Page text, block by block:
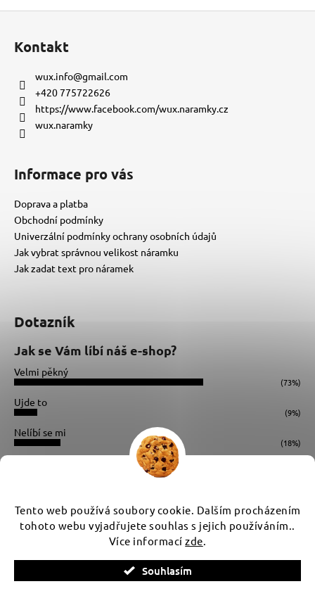
Tento web používá soubory cookie. Dalším procházením
tohoto webu vyjadřujete souhlas s jejich používáním..
Více informacízde.
Souhlasím
Kontakt
wux.info@gmail.com
+420 775722626
https://www.facebook.com/wux.naramky.cz
wux.naramky
Informace pro vás
Doprava a platba
Obchodní podmínky
Univerzální podmínky ochrany osobních údajů
Jak vybrat správnou velikost náramku
Jak zadat text pro náramek
Dotazník
Jak se Vám líbí náš e-shop?
Velmi pěkný
(73%)
Ujde to
(9%)
Nelíbí se mi
(18%)
Instagram
WUX. Všechna práva vyhrazena.